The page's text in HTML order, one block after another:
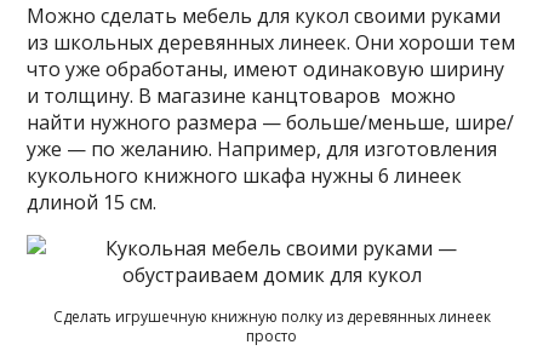
Можно сделать мебель для кукол своими руками
из школьных деревянных линеек. Они хороши тем
что уже обработаны, имеют одинаковую ширину
и толщину. В магазине канцтоваров можно
найти нужного размера — больше/меньше, шире/
уже — по желанию. Например, для изготовления
кукольного книжного шкафа нужны 6 линеек
длиной 15 см.
Сделать игрушечную книжную полку из деревянных линеек
просто